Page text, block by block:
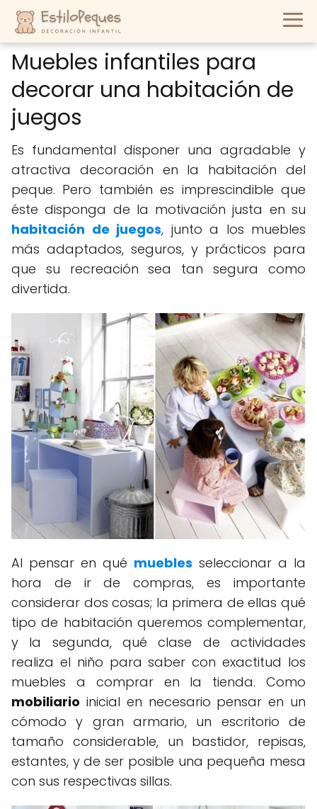
Muebles infantiles para
decorar una habitación de
juegos
Es fundamental disponer una agradable y
atractiva decoración en la habitación del
peque. Pero también es imprescindible que
éste disponga de la motivación justa en su
habitación de juegos, junto a los muebles
más adaptados, seguros, y prácticos para
que su recreación sea tan segura como
divertida.
Al pensar en qué muebles seleccionar a la
hora de ir de compras, es importante
considerar dos cosas; la primera de ellas qué
tipo de habitación queremos complementar,
y la segunda, qué clase de actividades
realiza el niño para saber con exactitud los
muebles a comprar en la tienda. Como
mobiliario inicial en necesario pensar en un
cómodo y gran armario, un escritorio de
tamaño considerable, un bastidor, repisas,
estantes, y de ser posible una pequeña mesa
con sus respectivas sillas.